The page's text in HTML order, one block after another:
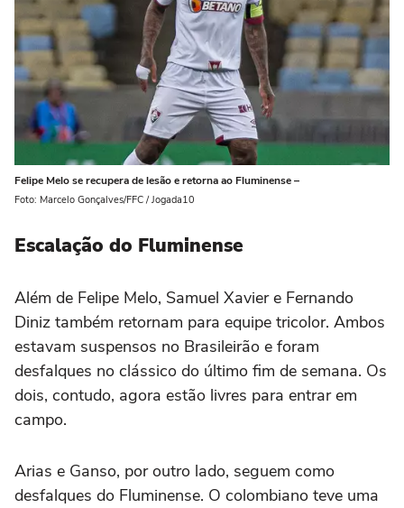
Felipe Melo se recupera de lesão e retorna ao Fluminense –
Foto: Marcelo Gonçalves/FFC / Jogada10
Escalação do Fluminense
Além de Felipe Melo, Samuel Xavier e Fernando
Diniz também retornam para equipe tricolor. Ambos
estavam suspensos no Brasileirão e foram
desfalques no clássico do último fim de semana. Os
dois, contudo, agora estão livres para entrar em
campo.
Arias e Ganso, por outro lado, seguem como
desfalques do Fluminense. O colombiano teve uma